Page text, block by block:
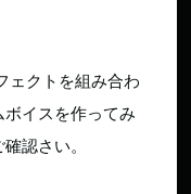
ェクトを組み合わ
イスを作ってみ
認さい。